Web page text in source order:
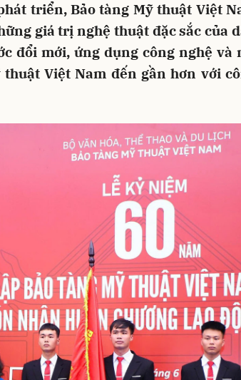
triển, Bảo tàng Mỹ thuật Việt
giá trị nghệ thuật đặc sắc của
đổi mới, ứng dụng công nghệ và
Việt Nam đến gần hơn với